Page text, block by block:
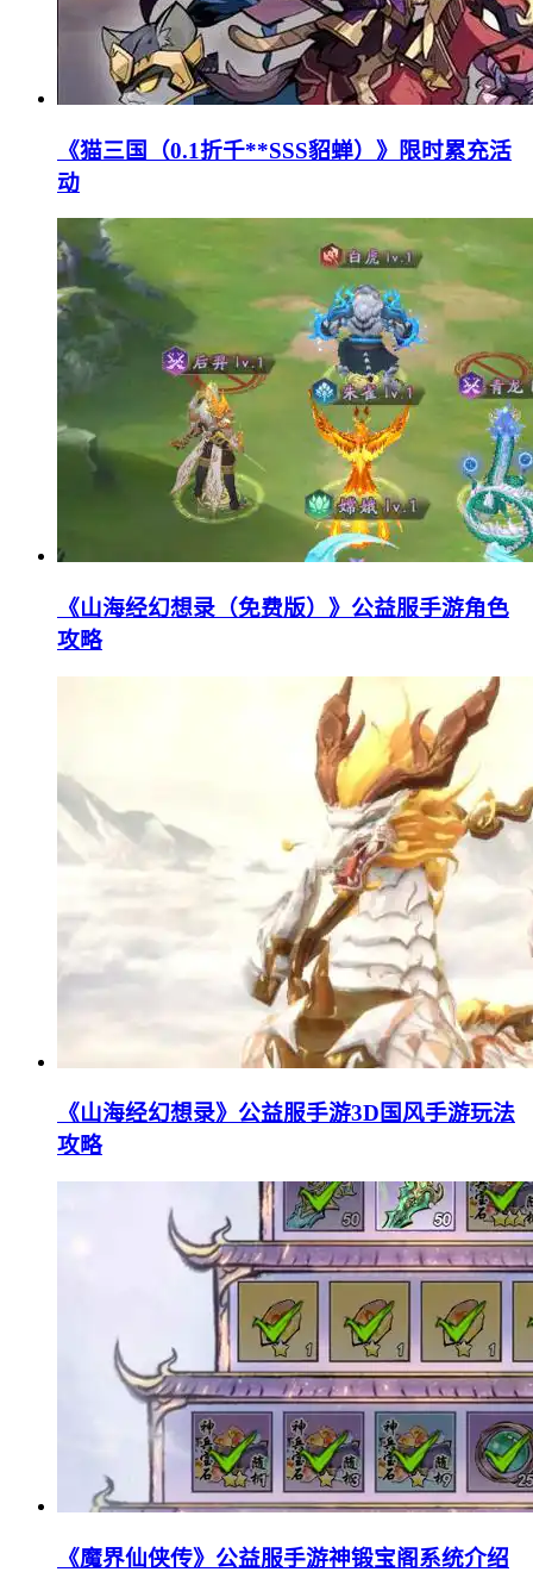
《猫三国（0.1折千**SSS貂蝉）》限时累充活
动
《山海经幻想录（免费版）》公益服手游角色
攻略
《山海经幻想录》公益服手游3D国风手游玩法
攻略
《魔界仙侠传》公益服手游神锻宝阁系统介绍